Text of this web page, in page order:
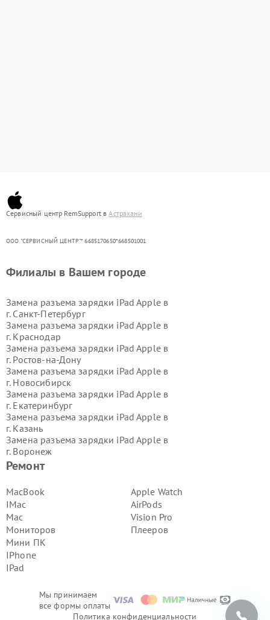
Сервисный центр RemSupport вАстрахани
ООО "СЕРВИСНЫЙ ЦЕНТР"* 6685170650*668501001
Мы принимаем
все формы оплаты
Ремонт
MacBook
IMac
Mac
Мониторов
Мини ПК
IPhone
IPad
Apple Watch
AirPods
Vision Pro
Плееров
Филиалы в Вашем городе
Замена разъема зарядки iPad Apple в
г. Санкт-Петербург
Замена разъема зарядки iPad Apple в
г. Краснодар
Замена разъема зарядки iPad Apple в
г. Ростов-на-Дону
Замена разъема зарядки iPad Apple в
г. Новосибирск
Замена разъема зарядки iPad Apple в
г. Екатеринбург
Замена разъема зарядки iPad Apple в
г. Казань
Замена разъема зарядки iPad Apple в
г. Воронеж
Замена разъема зарядки iPad Apple в
Замена разъема зарядки iPad Apple в
г.Самара
Замена разъема зарядки iPad Apple в
г.Пермь
Замена разъема зарядки iPad Apple в
г.Красноярск
Замена разъема зарядки iPad Apple в
г.Ижевск
Челябинск
Замена разъема зарядки iPad Apple в
Тюмень
Политика конфиденциальности